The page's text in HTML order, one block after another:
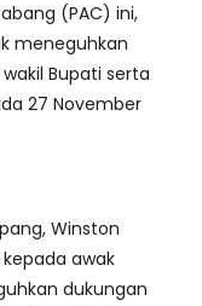
(PAC) ini,
meneguhkan
Bupati serta
27 November
Winston
awak
dukungan